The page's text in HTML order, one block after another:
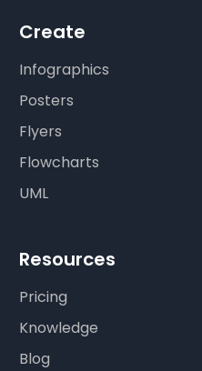
Create
Infographics
Posters
Flyers
Flowcharts
UML
Resources
Pricing
Knowledge
Blog